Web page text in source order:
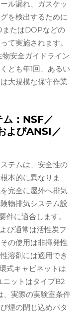
ル漏れ、ガスケッ
を検出するために
またはDOPなどの
て実施されます。
安全ガイドライン
とも年1回、あるい
大規模な保守作業
：NSF／
よびANSI／
テムは、安全性の
本的に異なりま
完全に屋外へ排気
物排気システム設
件に適合します。
び通常は活性炭フ
の使用は非揮発性
溶剤には適用でき
式キャビネットは
ニットはタイプB2
、実際の実験室条件
煙の閉じ込めパタ